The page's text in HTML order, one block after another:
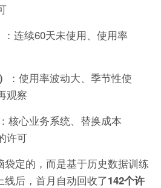
：连续60天未使用、使用率
：使用率波动大、季节性使
观察
：核心业务系统、替换成本
许可
定的，而是基于历史数据训练
后，首月自动回收了142个许